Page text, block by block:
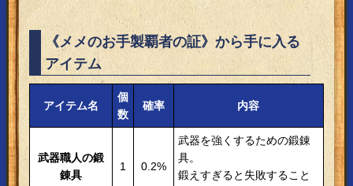
《メメのお手製覇者の証》から手に入る
アイテム
アイテム名
個
数
確率 内容
武器職人の鍛
錬具
1 0.2%
武器を強くするための鍛錬
具。
鍛えすぎると失敗すること